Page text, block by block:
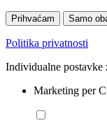
Prihvaćam Samo
Politika privatnosti
Individualne postavke
Marketing per